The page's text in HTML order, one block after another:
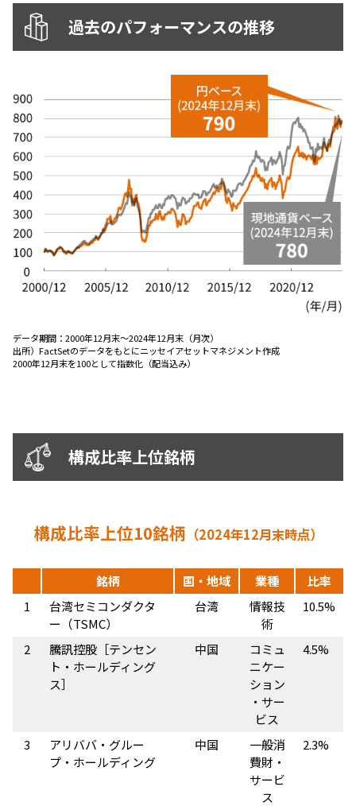
確定拠出年金 基準価額一覧
投資の教室
サステナビリティへの取り組み
サステナブル投資
日本版スチュワードシップ・コードへの対応
議決権行使について
国内株式議決権行使の方針と判断基準
サステナビリティレポート等
過去のパフォーマンスの推移
データ期間： 2000年12月末～2024年12月末（月次）
出所） FactSetのデータをもとにニッセイアセットマネジメント作成
2000年12月末を100として指数化（配当込み）
構成比率上位銘柄
構成⽐率上位10銘柄 （2024年12月末時点）
銘柄 国・地域 業種
比率
1
台湾セミコンダクタ
ー（TSMC）
台湾
情報技
術
10.5%
2
騰訊控股［テンセン
ト・ホールディング
ス］
中国
コミュ
ニケー
ション
・サー
ビス
4.5%
3
アリババ・グルー
プ・ホールディング
中国
一般消
費財・
サービ
ス
2.3%